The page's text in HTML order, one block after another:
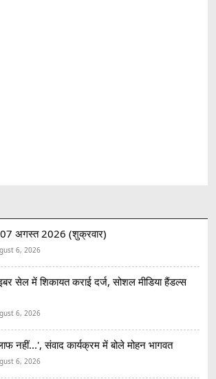
अगस्त 2026 (शुक्रवार)
6, 2026
सेल में शिकायत कराई दर्ज, सोशल मीडिया हैंडल्स
6, 2026
नहीं...', संवाद कार्यक्रम में बोले मोहन भागवत
6, 2026